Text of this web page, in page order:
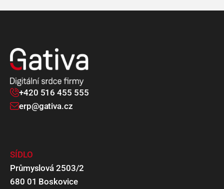
+420 516 455 555
erp@gativa.cz
SÍDLO
Průmyslová 2503/2
680 01 Boskovice